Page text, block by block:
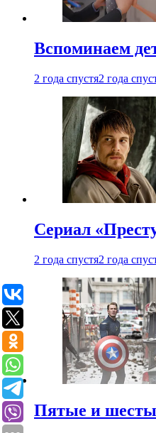
Вспоминаем
2 года спустя2 года
Сериал
2 года спустя2 года
Пятые и